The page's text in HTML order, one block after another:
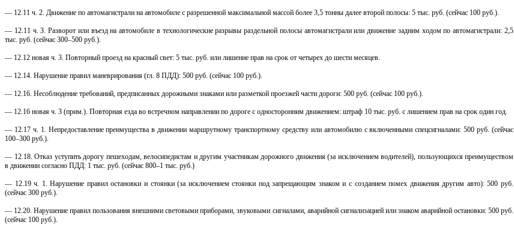
— 12.11 ч. 2. Движение по автомагистрали на автомобиле с разрешенной максимальной массой более 3,5 тонны далее второй полосы: 5 тыс. руб. (сейчас 100 руб.).
— 12.11 ч. 3. Разворот или въезд на автомобиле в технологические разрывы раздельной полосы автомагистрали или движение задним ходом по автомагистрали: 2,5
тыс. руб. (сейчас 300–500 руб.).
— 12.12 новая ч. 3. Повторный проезд на красный свет: 5 тыс. руб. или лишение прав на срок от четырех до шести месяцев.
— 12.14. Нарушение правил маневрирования (гл. 8 ПДД): 500 руб. (сейчас 100 руб.).
— 12.16. Несоблюдение требований, предписанных дорожными знаками или разметкой проезжей части дороги: 500 руб. (сейчас 100 руб.).
— 12.16 новая ч. 3 (прим.). Повторная езда во встречном направлении по дороге с односторонним движением: штраф 10 тыс. руб. с лишением прав на срок один год.
— 12.17 ч. 1. Непредоставление преимущества в движении маршрутному транспортному средству или автомобилю с включенными спецсигналами: 500 руб. (сейчас
100–300 руб.).
— 12.18. Отказ уступить дорогу пешеходам, велосипедистам и другим участникам дорожного движения (за исключением водителей), пользующихся преимуществом
в движении согласно ПДД: 1 тыс. руб. (сейчас 800–1 тыс. руб.)
— 12.19 ч. 1. Нарушение правил остановки и стоянки (за исключением стоянки под запрещающим знаком и с созданием помех движения другим авто): 500 руб.
(сейчас 300 руб.).
— 12.20. Нарушение правил пользования внешними световыми приборами, звуковыми сигналами, аварийной сигнализацией или знаком аварийной остановки: 500 руб.
(сейчас 100 руб.).